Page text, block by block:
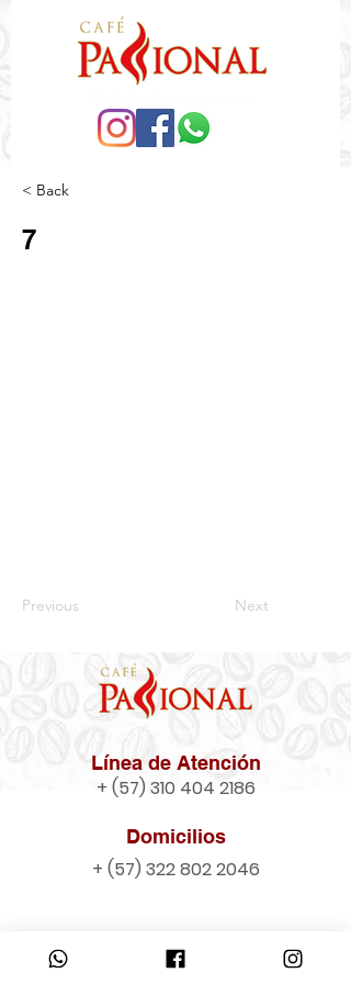
< Back
7
Previous Next
Línea de Atención
+ (57) 310 404 2186
Domicilios
+ (57) 322 802 2046